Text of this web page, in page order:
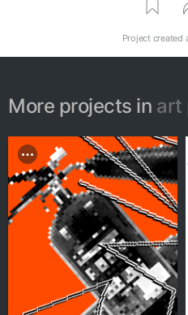
Project created
More projects in art